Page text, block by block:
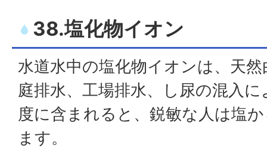
38.塩化物イオン
水道水中の塩化物イオンは、天
庭排水、工場排水、し尿の混入
度に含まれると、鋭敏な人は塩
ます。